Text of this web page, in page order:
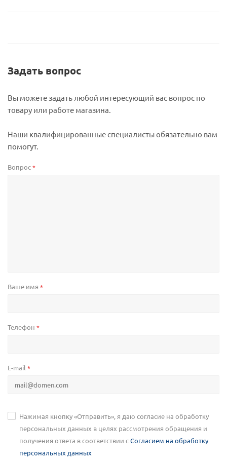
Задать вопрос
Вы можете задать любой интересующий вас вопрос по
товару или работе магазина.
Наши квалифицированные специалисты обязательно вам
помогут.
Вопрос*
Ваше имя *
Телефон *
E-mail *
Нажимая кнопку «Отправить», я даю согласие на обработку
персональных данных в целях рассмотрения обращения и
получения ответа в соответствии сСогласием на обработку
персональных данных